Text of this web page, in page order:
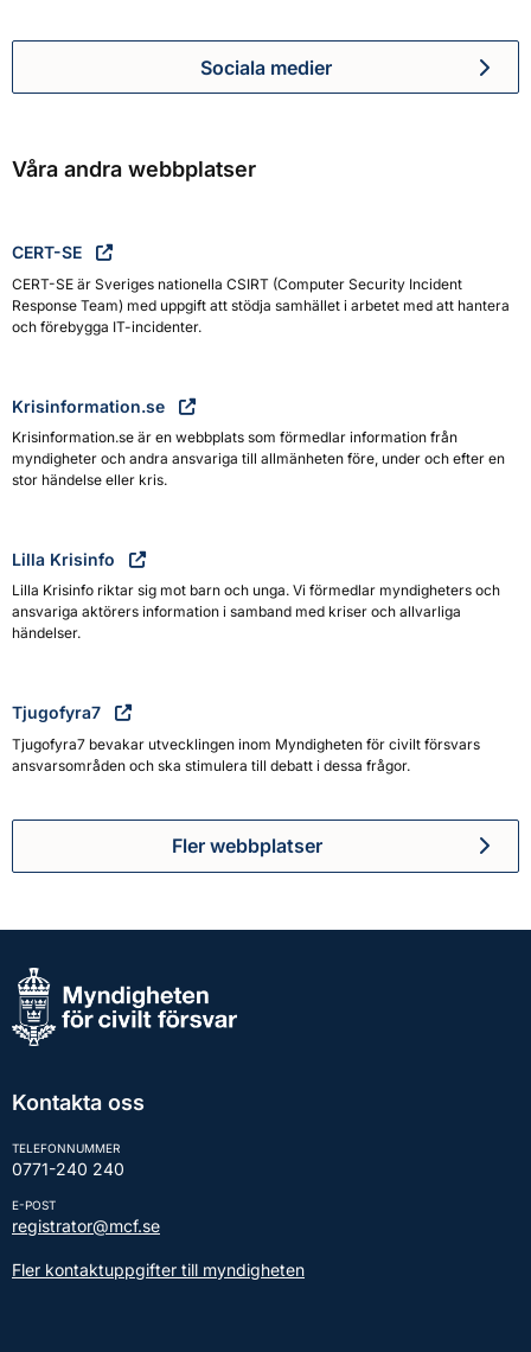
Myndigheten för civilt
Sociala medier
Våra andra webbplatser
CERT-SE
CERT-SE är Sveriges nationella CSIRT (Computer Security Incident
Response Team) med uppgift att stödja samhället i arbetet med att hantera
och förebygga IT-incidenter.
Krisinformation.se
Krisinformation.se är en webbplats som förmedlar information från
myndigheter och andra ansvariga till allmänheten före, under och efter en
stor händelse eller kris.
Lilla Krisinfo
Lilla Krisinfo riktar sig mot barn och unga. Vi förmedlar myndigheters och
ansvariga aktörers information i samband med kriser och allvarliga
händelser.
Tjugofyra7
Tjugofyra7 bevakar utvecklingen inom Myndigheten för civilt försvars
ansvarsområden och ska stimulera till debatt i dessa frågor.
Fler webbplatser
Kontakta oss
TELEFONNUMMER
0771-240 240
E-POST
registrator@mcf.se
Fler kontaktuppgifter till myndigheten